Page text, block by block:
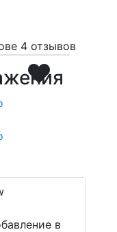
4 отзывов
в